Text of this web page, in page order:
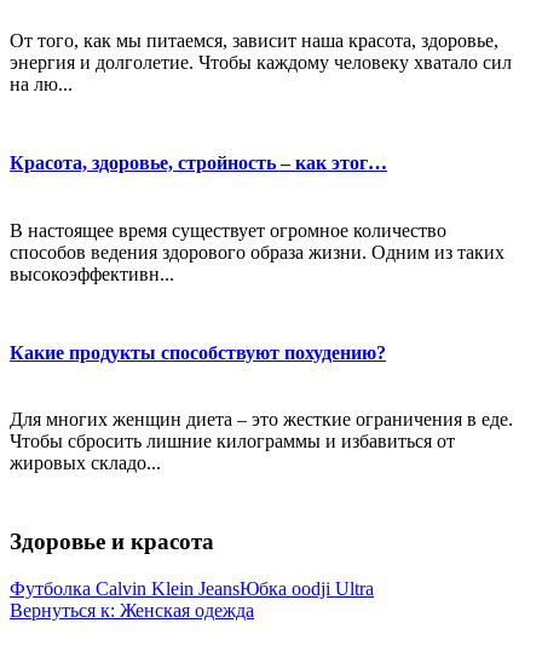
От того, как мы питаемся, зависит наша красота, здоровье,
энергия и долголетие. Чтобы каждому человеку хватало сил
на лю...
Красота, здоровье, стройность – как этог…
В настоящее время существует огромное количество
способов ведения здорового образа жизни. Одним из таких
высокоэффективн...
Какие продукты способствуют похудению?
Для многих женщин диета – это жесткие ограничения в еде.
Чтобы сбросить лишние килограммы и избавиться от
жировых складо...
Здоровье и красота
Футболка Calvin Klein JeansЮбка oodji Ultra
Вернуться к: Женская одежда